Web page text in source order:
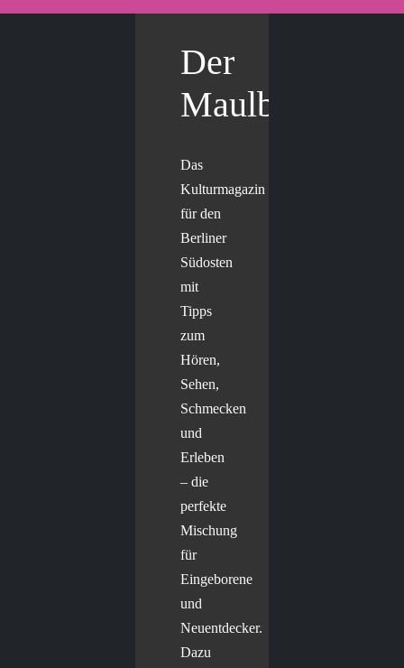
Der
Maulbär
Das
Kulturmagazin
für den
Berliner
Südosten
mit
Tipps
zum
Hören,
Sehen,
Schmecken
und
Erleben
– die
perfekte
Mischung
für
Eingeborene
und
Neuentdecker.
Dazu